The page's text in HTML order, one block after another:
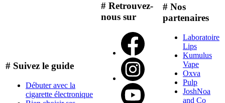
# Suivez le guide
Débuter avec la
cigarette électronique
# Retrouvez-
nous sur
# Nos
partenaires
Laboratoire
Lips
Kumulus
Vape
Oxva
Pulp
JoshNoa
and Co